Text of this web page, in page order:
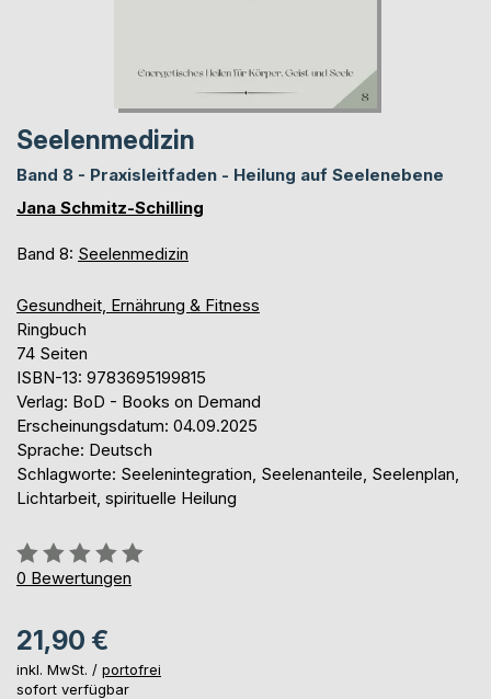
Seelenmedizin
Band 8 - Praxisleitfaden - Heilung auf Seelenebene
Jana Schmitz-Schilling
Band 8: Seelenmedizin
Gesundheit, Ernährung & Fitness
Ringbuch
74 Seiten
ISBN-13: 9783695199815
Verlag: BoD - Books on Demand
Erscheinungsdatum: 04.09.2025
Sprache: Deutsch
Schlagworte: Seelenintegration, Seelenanteile, Seelenplan,
Lichtarbeit, spirituelle Heilung
Bewertung::
0%
0 Bewertungen
21,90 €
inkl. MwSt. / portofrei
sofort verfügbar